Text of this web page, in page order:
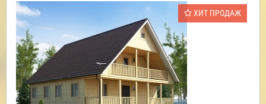
ХИТ ПРОДАЖ